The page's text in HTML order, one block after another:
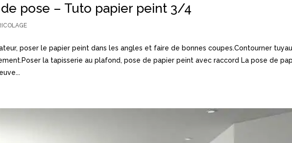
pose – Tuto papier peint 3/4
poser le papier peint dans les angles et faire de bonnes coupes.Contourner
la tapisserie au plafond, pose de papier peint avec raccord La pose de